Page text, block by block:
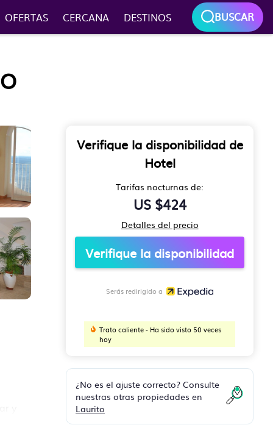
OFERTAS CERCANA DESTINOS BUSCAR
Verifique la disponibilidad de
Hotel
Tarifas nocturnas de:
US $424
Detalles del precio
Verifique la disponibilidad
Serás redirigido a
Trato caliente - Ha sido visto 50 veces
hoy
¿No es el ajuste correcto? Consulte
nuestras otras propiedades en
Laurito